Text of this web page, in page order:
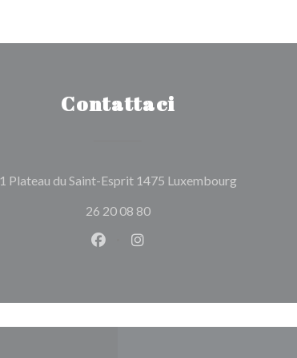
Contattaci
1 Plateau du Saint-Esprit 1475 Luxembourg((apre una
26 20 08 80
Facebook ((apre una nuova
Instagram ((apre una